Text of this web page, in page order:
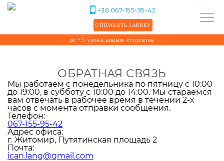
+38 067-155-95-42
ОТПРАВИТЬ ЗАЯВКУ
до +3 урока новым студентам
Мы используем файлы cookie. Продолжая
использовать наш сайт, вы соглашаетесь с
Политикой конфиденциальности.
ОБРАТНАЯ СВЯЗЬ
Мы работаем с понедельника по пятницу с 10:00
до 19:00, в субботу с 10:00 до 14:00. Мы стараемся
вам отвечать в рабочее время в течении 2-х
часов с момента отправки сообщения.
Телефон:
067-155-95-42
Адрес офиса:
г. Житомир, Путятинская площадь 2
Почта:
ican.lang@gmail.com